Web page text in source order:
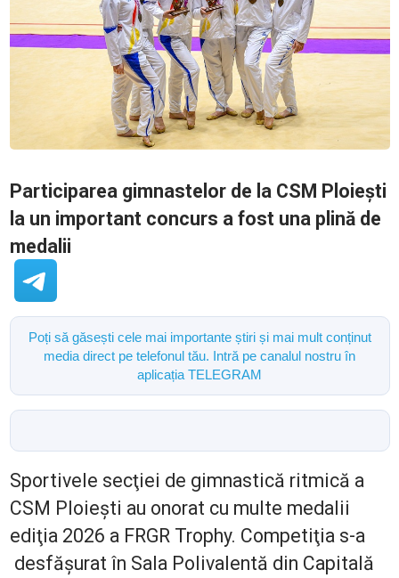
Participarea gimnastelor de la CSM Ploiești
la un important concurs a fost una plină de
medalii
Poți să găsești cele mai importante știri și mai mult conținut
media direct pe telefonul tău. Intră pe canalul nostru în
aplicația TELEGRAM
Sportivele secţiei de gimnastică ritmică a
CSM Ploieşti au onorat cu multe medalii
ediţia 2026 a FRGR Trophy. Competiţia s-a
desfăşurat în Sala Polivalentă din Capitală